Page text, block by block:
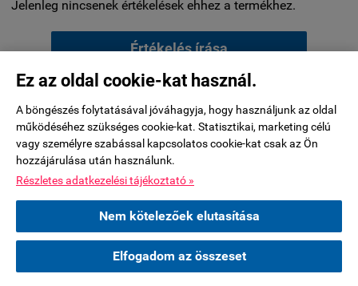
Ez az oldal cookie-kat használ.
A böngészés folytatásával jóváhagyja, hogy használjunk az oldal
működéséhez szükséges cookie-kat. Statisztikai, marketing célú
vagy személyre szabással kapcsolatos cookie-kat csak az Ön
hozzájárulása után használunk.
Részletes adatkezelési tájékoztató »
Nem kötelezőek elutasítása
Elfogadom az összeset
Jelenleg nincsenek értékelések ehhez a termékhez.
Értékelés írása
Jelenleg nincsenek kérdések ehhez a termékhez.
Kérdés küldése
***********A készleten nem lévő termékeknél a 2026.július
29-éig leadott rendelések esetében tudjuk biztosítani a nyári